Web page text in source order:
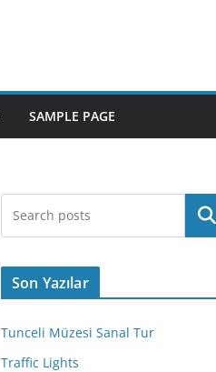
SAMPLE PAGE
Ara
Son Yazılar
Tunceli Müzesi Sanal Tur
Traffic Lights